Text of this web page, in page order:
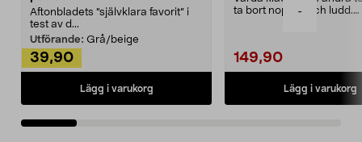
-
Aftonbladets "självklara favorit” i
test av d...
Utförande: Grå/beige
39,90
Lägg i varukorg
ta bort noppor och ludd.
149,90
Lägg i varukorg